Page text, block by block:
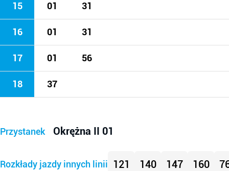
15 01 31
16 01 31
17 01 56
18 37
Przystanek Okrężna II 01
Rozkłady jazdy innych linii 121 140 147 160